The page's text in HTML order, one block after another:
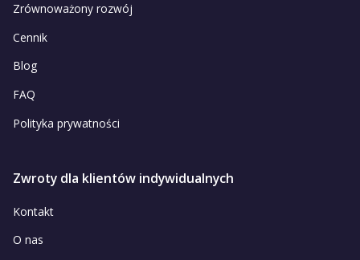
Zrównoważony rozwój
Cennik
Blog
FAQ
Polityka prywatności
Zwroty dla klientów indywidualnych
Kontakt
O nas